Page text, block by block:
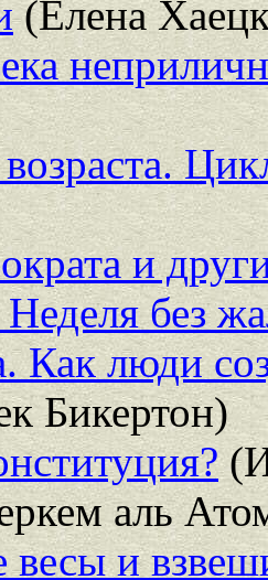
(Елена
и
без
люди
Бикертон)
аль
и